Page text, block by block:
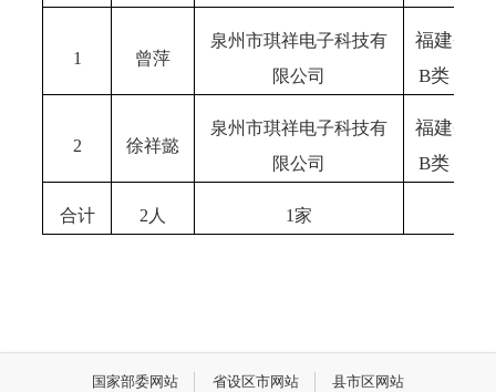
1 曾萍
泉州市琪祥电子科技有
限公司
福建省高
B类（非
2 徐祥懿
泉州市琪祥电子科技有
限公司
福建省高
B类（非
合计 2人 1家
国家部委网站 省设区市网站 县市区网站